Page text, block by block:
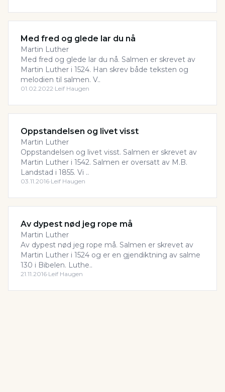
Med fred og glede lar du nå
Martin Luther
Med fred og glede lar du nå. Salmen er skrevet av
Martin Luther i 1524. Han skrev både teksten og
melodien til salmen. V..
01.02.2022·Leif Haugen
Oppstandelsen og livet visst
Martin Luther
Oppstandelsen og livet visst. Salmen er skrevet av
Martin Luther i 1542. Salmen er oversatt av M.B.
Landstad i 1855. Vi ..
03.11.2016·Leif Haugen
Av dypest nød jeg rope må
Martin Luther
Av dypest nød jeg rope må. Salmen er skrevet av
Martin Luther i 1524 og er en gjendiktning av salme
130 i Bibelen. Luthe..
21.11.2016·Leif Haugen